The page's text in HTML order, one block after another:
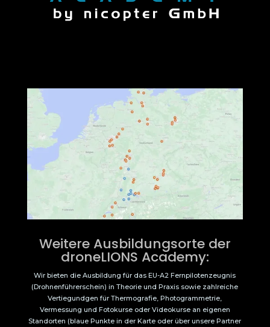
Weitere Ausbildungsorte der
droneLIONS Academy:
Wir bieten die Ausbildung für das EU-A2 Fernpilotenzeugnis
(Drohnenführerschein) in Theorie und Praxis sowie zahlreiche
Vertiegundgen für Thermografie, Photogrammetrie,
Vermessung und Fotokurse oder Videokurse an eigenen
Standorten (blaue Punkte in der Karte oder über unsere Partner